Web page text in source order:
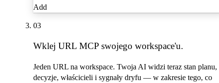
Add
03
Wklej URL MCP swojego workspace'u.
Jeden URL na workspace. Twoja AI widzi teraz stan planu,
decyzje, właścicieli i sygnały dryfu — w zakresie tego, co